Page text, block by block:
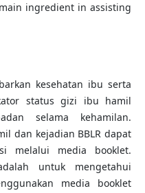
ingredient in assisting
kesehatan ibu serta
status gizi ibu hamil
selama kehamilan.
dan kejadian BBLR dapat
melalui media booklet.
untuk mengetahui
media booklet